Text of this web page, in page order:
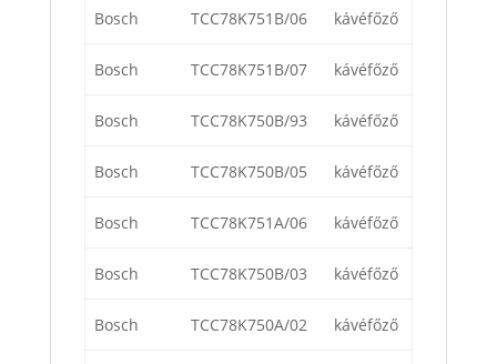
Bosch TCC78K751B/06 kávéfőző
Bosch TCC78K751B/07 kávéfőző
Bosch TCC78K750B/93 kávéfőző
Bosch TCC78K750B/05 kávéfőző
Bosch TCC78K751A/06 kávéfőző
Bosch TCC78K750B/03 kávéfőző
Bosch TCC78K750A/02 kávéfőző